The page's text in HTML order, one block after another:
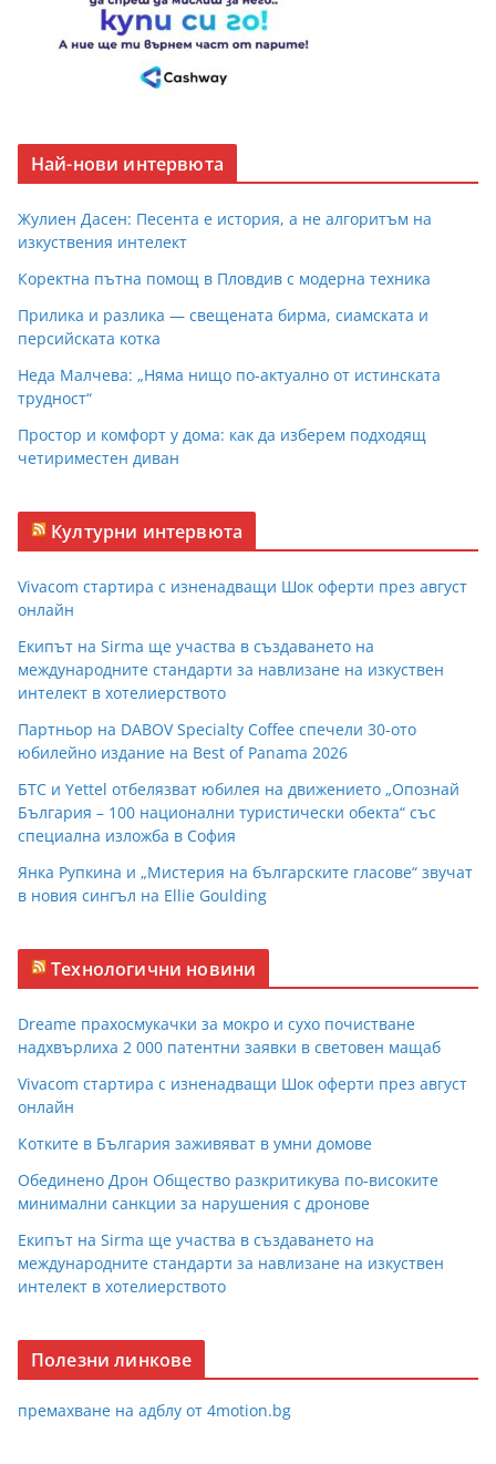
Най-нови интервюта
Жулиен Дасен: Песента е история, а не алгоритъм на
изкуствения интелект
Коректна пътна помощ в Пловдив с модерна техника
Прилика и разлика — свещената бирма, сиамската и
персийската котка
Неда Малчева: „Няма нищо по-актуално от истинската
трудност“
Простор и комфорт у дома: как да изберем подходящ
четириместен диван
Културни интервюта
Vivacom стартира с изненадващи Шок оферти през август
онлайн
Екипът на Sirma ще участва в създаването на
международните стандарти за навлизане на изкуствен
интелект в хотелиерството
Партньор на DABOV Specialty Coffee спечели 30-ото
юбилейно издание на Best of Panama 2026
БТС и Yettel отбелязват юбилея на движението „Опознай
България – 100 национални туристически обекта“ със
специална изложба в София
Янка Рупкина и „Мистерия на българските гласове“ звучат
в новия сингъл на Ellie Goulding
Технологични новини
Dreame прахосмукачки за мокро и сухо почистване
надхвърлиха 2 000 патентни заявки в световен мащаб
Vivacom стартира с изненадващи Шок оферти през август
онлайн
Котките в България заживяват в умни домове
Обединено Дрон Общество разкритикува по-високите
минимални санкции за нарушения с дронове
Екипът на Sirma ще участва в създаването на
международните стандарти за навлизане на изкуствен
интелект в хотелиерството
Полезни линкове
премахване на адблу от 4motion.bg